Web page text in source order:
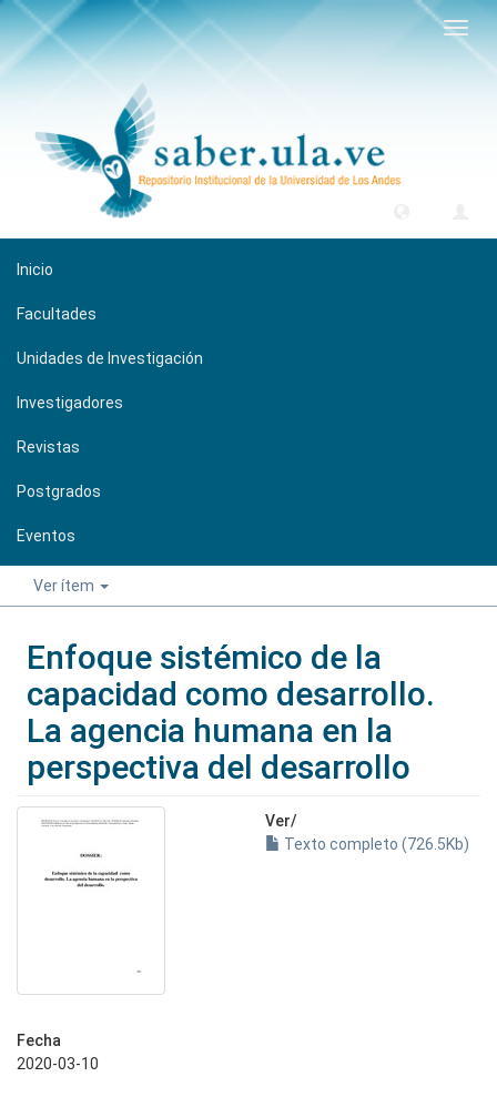
Inicio
Facultades
Unidades de Investigación
Investigadores
Revistas
Postgrados
Eventos
Ver ítem
Enfoque sistémico de la
capacidad como desarrollo.
La agencia humana en la
perspectiva del desarrollo
Ver/
Texto completo (726.5Kb)
Fecha
2020-03-10